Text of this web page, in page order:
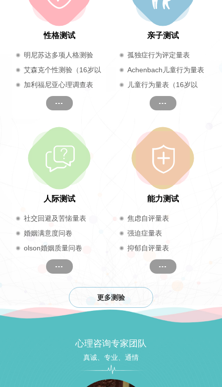
性格测试
明尼苏达多项人格测验
（17岁及以上）
艾森克个性测验（16岁以
上成人）
加利福尼亚心理调查表
亲子测试
孤独症行为评定量表
Achenbach儿童行为量表
儿童行为量表（16岁以
人际测试
社交回避及苦恼量表
婚姻满意度问卷
olson婚姻质量问卷
能力测试
焦虑自评量表
强迫症量表
抑郁自评量表
更多测验
心理咨询专家团队
真诚、专业、通情